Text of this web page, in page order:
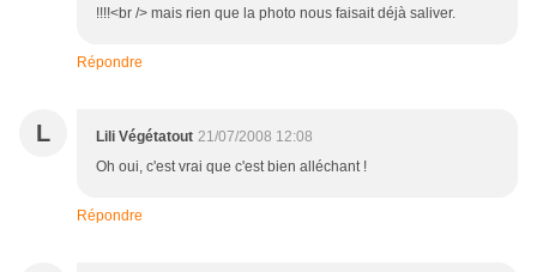
!!!!<br /> mais rien que la photo nous faisait déjà saliver.
Répondre
L Lili Végétatout 21/07/2008 12:08
Oh oui, c'est vrai que c'est bien alléchant !
Répondre